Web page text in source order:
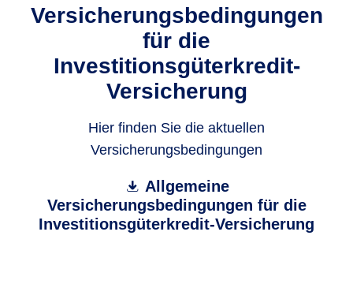
Versicherungsbedingungen
für die
Investitionsgüterkredit-
Versicherung
Hier finden Sie die aktuellen
Versicherungsbedingungen
Allgemeine
Versicherungsbedingungen für die
Investitionsgüterkredit-Versicherung